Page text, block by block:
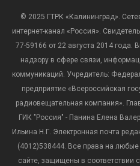
© 2025 ГТРК «Калининград».
интернет-канал «Россия».
77-59166 от 22 августа 2014
надзору в сфере связи,
коммуникаций. Учредитель:
предприятие «Всероссийская
радиовещательная компания».
ГИК "Россия" - Панина Елена
Ильина Н.Г. Электронная почта
(4012)538444. Все права на
сайте, защищены в